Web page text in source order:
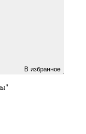
В избранное